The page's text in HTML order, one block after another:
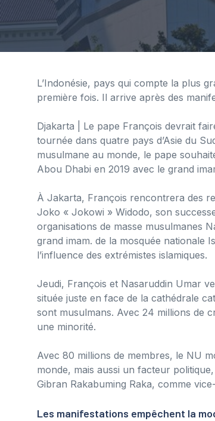
L’Indonésie, pays qui compte la plus
première fois. Il arrive après des
Djakarta | Le pape François devrait
tournée dans quatre pays d’Asie du
musulmane au monde, le pape
Abou Dhabi en 2019 avec le grand
À Jakarta, François rencontrera des
Joko « Jokowi » Widodo, son
organisations de masse musulmanes
grand imam. de la mosquée nationale
l’influence des extrémistes islamiques.
Jeudi, François et Nasaruddin Umar
située juste en face de la cathédrale
sont musulmans. Avec 24 millions de
une minorité.
Avec 80 millions de membres, le NU
monde, mais aussi un facteur
Gibran Rakabuming Raka, comme
Les manifestations empêchent la